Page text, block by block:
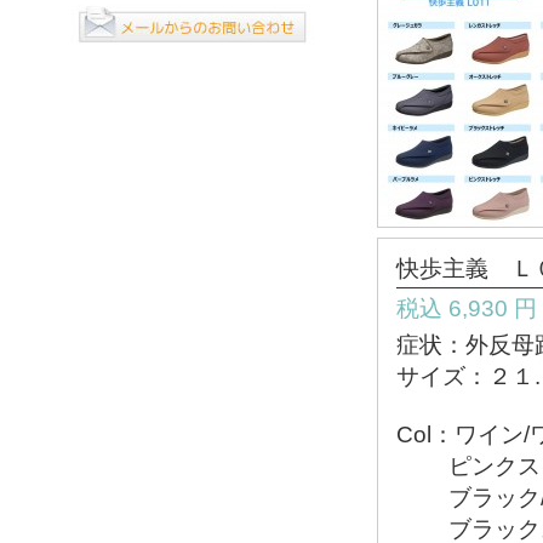
快歩主義 Ｌ
税込 6,930
症状：外反母
サイズ：２１
Col：ワイン/
ピンクスト
ブラック/
ブラックス